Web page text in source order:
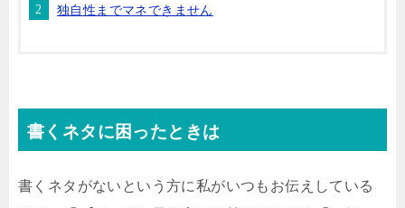
独自性までマネできません
書くネタに困ったときは
書くネタがないという方に私がいつもお伝えしている